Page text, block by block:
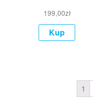
199,00zł
Kup
1